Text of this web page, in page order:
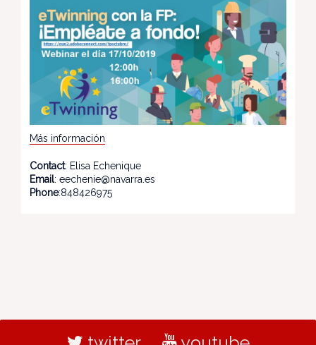
Más información
Contact: Elisa Echenique
Email: eechenie@navarra.es
Phone:848426975